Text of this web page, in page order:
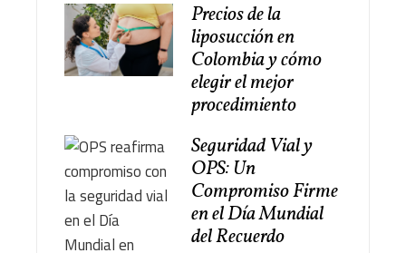
Precios de la
liposucción en
Colombia y cómo
elegir el mejor
procedimiento
Seguridad Vial y
OPS: Un
Compromiso Firme
en el Día Mundial
del Recuerdo